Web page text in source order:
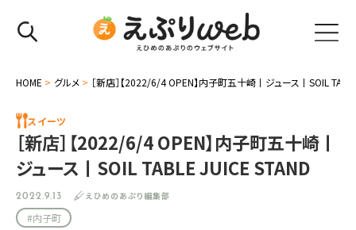
HOME > グルメ > ［新店］【2022/6/4 OPEN】内子町五十崎丨ジュース丨SOIL
スイーツ
［新店］【2022/6/4 OPEN】内子町五十崎丨
ジュース丨SOIL TABLE JUICE STAND
2022.9.13 えひめのあぷり編集部
#内子町